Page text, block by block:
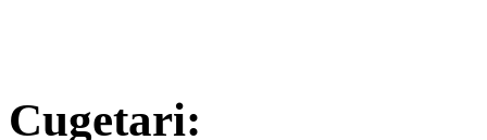
Cugetari: